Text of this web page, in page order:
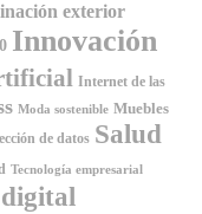
exterior
Innovación
Internet de las
Moda sostenible Muebles
de datos Salud
Tecnología empresarial